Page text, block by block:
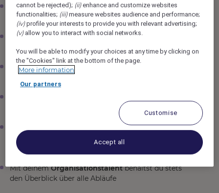
Du sorgst dafür, dassRestaurant, Bar sowie Event-
und Seminarräumereibungslos laufen
Als Gastgeber bist du der ersteAnsprechpartner
Gäste und das Team
Du unterstützt den F&B Manager in
einladende gastronomische Bereiche
Du bist verantwortlich
für Qualitätsmanagement
und
professionelles
Beschwerdemanagement
Mit deinemOrganisationstalentbehältst du stets
den Überblick über alle Abläufe
cannot be rejected); (ii)enhance and customize websites
functionalities; (iii)measure websites audience and performance;
(iv)profile your interests to provide you with relevant advertising;
(v)allow you to interact with social networks.
You will be able to modify your choices at any time by clicking on
the "Cookies" link at the bottom of the page.
More information
Our partners
Customise
Accept all